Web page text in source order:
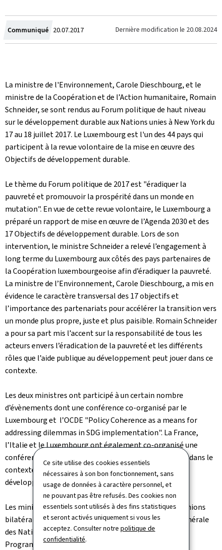
Ce site utilise des cookies essentiels
nécessaires à son bon fonctionnement, sans
usage de données à caractère personnel, et
ne pouvant pas être refusés. Des cookies non
essentiels sont utilisés à des fins statistiques
et seront activés uniquement si vous les
acceptez. Consulter notrepolitique de
confidentialité.
Communiqué Crée
le
20.07.2017 Dernière modification le 20.08.2024
La ministre de l'Environnement, Carole Dieschbourg, et le
ministre de la Coopération et de l’Action humanitaire, Romain
Schneider, se sont rendus au Forum politique de haut niveau
sur le développement durable aux Nations unies à New York du
17 au 18 juillet 2017. Le Luxembourg est l'un des 44 pays qui
participent à la revue volontaire de la mise en œuvre des
Objectifs de développement durable.
Le thème du Forum politique de 2017 est "éradiquer la
pauvreté et promouvoir la prospérité dans un monde en
mutation". En vue de cette revue volontaire, le Luxembourg a
préparé un rapport de mise en œuvre de l’Agenda 2030 et des
17 Objectifs de développement durable. Lors de son
intervention, le ministre Schneider a relevé l’engagement à
long terme du Luxembourg aux côtés des pays partenaires de
la Coopération luxembourgeoise afin d’éradiquer la pauvreté.
La ministre de l’Environnement, Carole Dieschbourg, a mis en
évidence le caractère transversal des 17 objectifs et
l’importance des partenariats pour accélérer la transition vers
un monde plus propre, juste et plus paisible. Romain Schneider
a pour sa part mis l’accent sur la responsabilité de tous les
acteurs envers l’éradication de la pauvreté et les différents
rôles que l’aide publique au développement peut jouer dans ce
contexte.
Les deux ministres ont participé à un certain nombre
d’évènements dont une conférence co-organisé par le
Luxembourg et l’OCDE "Policy Coherence as a means for
addressing dilemmas in SDG implementation". La France,
l’Italie et le Luxembourg ont également co-organisé une
conférence-débat sur la thématique de l’action climat dans le
contexte de la mise en œuvre de l’agenda 2030 du
développement durable.
Les ministres Dieschbourg et Schneider ont eu des réunions
bilatérales avec Amina Mohammed, vice-secrétaire générale
des Nations unies, et Achim Steiner, administrateur du
Programme des Nations unies pour le développement